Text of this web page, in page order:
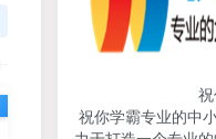
733人已阅读
初中《中学教材
祝你
祝你学霸专业的中